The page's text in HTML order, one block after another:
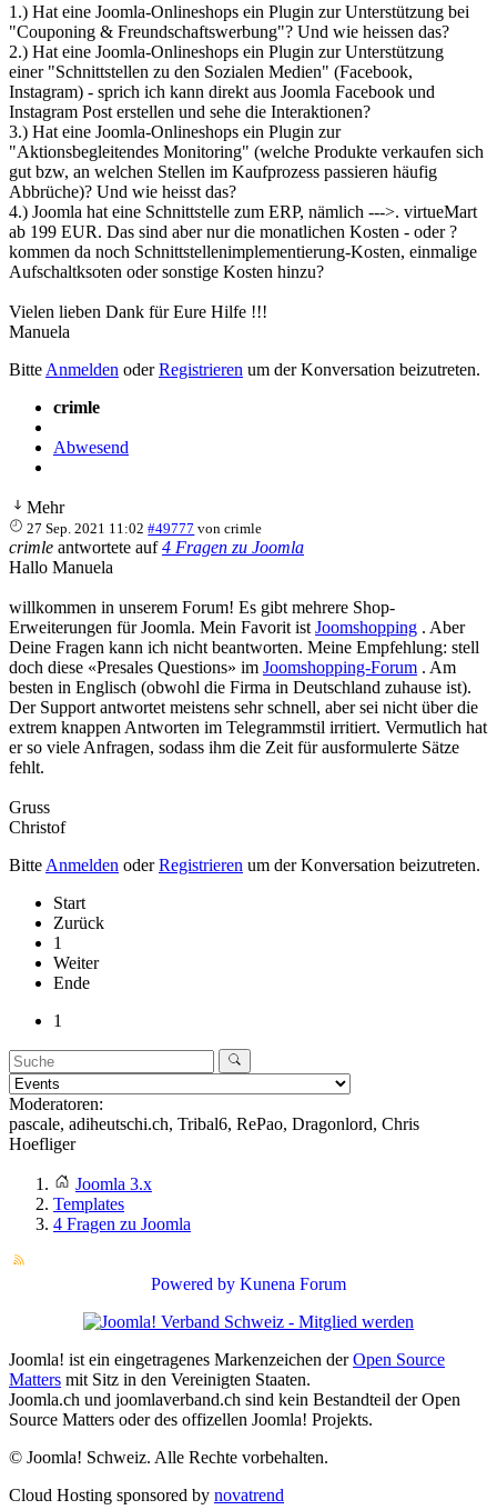
1.) Hat eine Joomla-Onlineshops ein Plugin zur Unterstützung bei
"Couponing & Freundschaftswerbung"? Und wie heissen das?
2.) Hat eine Joomla-Onlineshops ein Plugin zur Unterstützung
einer "Schnittstellen zu den Sozialen Medien" (Facebook,
Instagram) - sprich ich kann direkt aus Joomla Facebook und
Instagram Post erstellen und sehe die Interaktionen?
3.) Hat eine Joomla-Onlineshops ein Plugin zur
"Aktionsbegleitendes Monitoring" (welche Produkte verkaufen sich
gut bzw, an welchen Stellen im Kaufprozess passieren häufig
Abbrüche)? Und wie heisst das?
4.) Joomla hat eine Schnittstelle zum ERP, nämlich --->. virtueMart
ab 199 EUR. Das sind aber nur die monatlichen Kosten - oder ?
kommen da noch Schnittstellenimplementierung-Kosten, einmalige
Aufschaltksoten oder sonstige Kosten hinzu?
Vielen lieben Dank für Eure Hilfe !!!
Manuela
Bitte Anmelden oderRegistrieren um der Konversation beizutreten.
crimle
Abwesend
Mehr
27 Sep. 2021 11:02 #49777 voncrimle
crimle antwortete auf4 Fragen zu Joomla
Hallo Manuela
willkommen in unserem Forum! Es gibt mehrere Shop-
Erweiterungen für Joomla. Mein Favorit ist Joomshopping . Aber
Deine Fragen kann ich nicht beantworten. Meine Empfehlung: stell
doch diese «Presales Questions» im Joomshopping-Forum . Am
besten in Englisch (obwohl die Firma in Deutschland zuhause ist).
Der Support antwortet meistens sehr schnell, aber sei nicht über die
extrem knappen Antworten im Telegrammstil irritiert. Vermutlich hat
er so viele Anfragen, sodass ihm die Zeit für ausformulerte Sätze
fehlt.
Gruss
Christof
Bitte Anmelden oderRegistrieren um der Konversation beizutreten.
Start
Zurück
1
Weiter
Ende
1
Moderatoren:
pascale, adiheutschi.ch, Tribal6, RePao, Dragonlord, Chris
Hoefliger
Joomla 3.x
Templates
4 Fragen zu Joomla
Powered by Kunena Forum
Joomla! ist ein eingetragenes Markenzeichen derOpen Source
Matters mit Sitz in den Vereinigten Staaten.
Joomla.ch und joomlaverband.ch sind kein Bestandteil der Open
Source Matters oder des offizellen Joomla! Projekts.
© Joomla! Schweiz. Alle Rechte vorbehalten.
Cloud Hosting sponsored by novatrend